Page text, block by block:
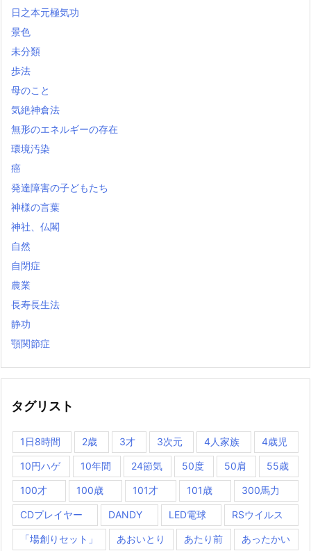
日之本元極気功
景色
未分類
歩法
母のこと
気絶神倉法
無形のエネルギーの存在
環境汚染
癌
発達障害の子どもたち
神様の言葉
神社、仏閣
自然
自閉症
農業
長寿長生法
静功
顎関節症
タグリスト
1日8時間 2歳 3才 3次元 4人家族 4歳児
10円ハゲ 10年間 24節気 50度 50肩 55歳
100才 100歳 101才 101歳 300馬力
CDプレイヤー DANDY LED電球 RSウイルス
「場創りセット」 あおいとり あたり前 あったかい